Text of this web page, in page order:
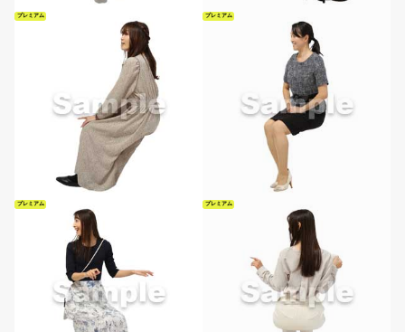
プレミアム プレミアム
プレミアム プレミアム